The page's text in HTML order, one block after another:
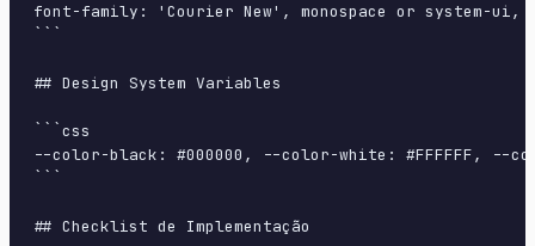
font-family: 'Courier New', monospace or system-ui,
```
## Design System Variables
```css
--color-black: #000000, --color-white: #FFFFFF, --
```
## Checklist de Implementação